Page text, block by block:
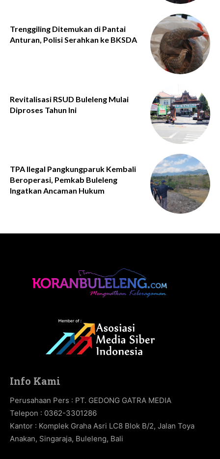
Trenggiling Ditemukan di Pantai
Anturan, Polisi Serahkan ke BKSDA
Revitalisasi RSUD Buleleng Mulai
Diproses Tahun Ini
TPA Ilegal Pangkungparuk Kembali
Beroperasi, Pemkab Buleleng
Ingatkan Ancaman Hukum
Info Kami
Perusahaan Pers : PT. GEDONG GATRA MEDIA
Telepon : 0362-3301286
Kantor : Komplek Graha Asri LC8 Blok B/2, Jalan Toya
Anakan, Singaraja, Buleleng, Bali